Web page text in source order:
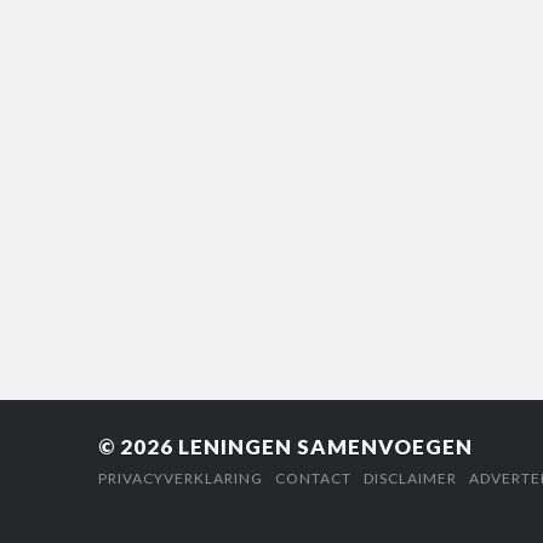
© 2026 LENINGEN SAMENVOEGEN
PRIVACYVERKLARING CONTACT DISCLAIMER